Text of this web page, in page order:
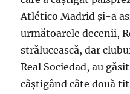
Atlético Madrid și-a
următoarele decenii,
strălucească, dar
Real Sociedad, au
câștigând câte două